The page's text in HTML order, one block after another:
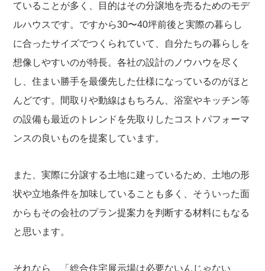
ていることが多く、目的はその分譲地を売るためのモデ
ルハウスです。ですから30〜40坪前後と実際の暮らし
に合ったサイズでつくられていて、自分たちの暮らしを
想像しやすいのが特長。各社の設計のノウハウを尽く
し、住まい勝手を最優先した仕様になっているのがほと
んどです。間取りや動線はもちろん、浴室やキッチン等
の設備も最近のトレンドを先取りしたコストパフォーマ
ンスの良いものを提案しています。
また、実際に分譲する土地に建っているため、土地の形
状や立地条件を加味していることも多く、そういった面
からもその会社のプラン提案力を判断する材料にもなる
と思います。
それなら、「総合住宅展示場は必要ないんじゃない